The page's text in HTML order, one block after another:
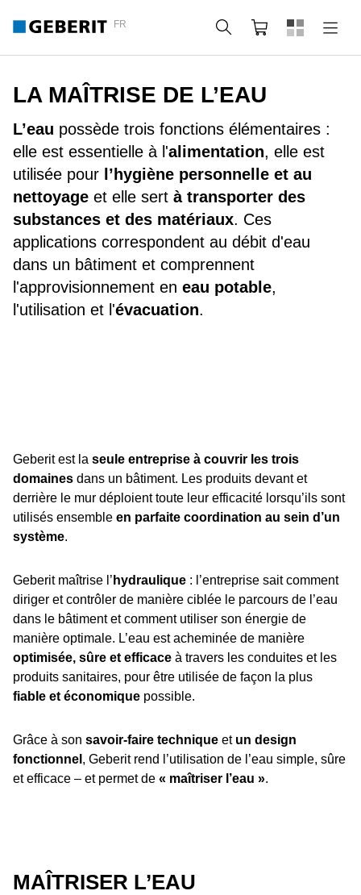
FR Rechercher
Panier
LA MAÎTRISE DE L’EAU
L’eau possède trois fonctions élémentaires :
elle est essentielle à l'alimentation, elle est
utilisée pour l’hygiène personnelle et au
nettoyage et elle sert à transporter des
substances et des matériaux. Ces
applications correspondent au débit d'eau
dans un bâtiment et comprennent
l'approvisionnement en eau potable,
l'utilisation et l'évacuation.
Geberit est la seule entreprise à couvrir les trois
domaines dans un bâtiment. Les produits devant et
derrière le mur déploient toute leur efficacité lorsqu’ils sont
utilisés ensemble en parfaite coordination au sein d’un
système.
Geberit maîtrise l’ hydraulique : l’entreprise sait comment
diriger et contrôler de manière ciblée le parcours de l’eau
dans le bâtiment et comment utiliser son énergie de
manière optimale. L’eau est acheminée de manière
optimisée, sûre et efficace à travers les conduites et les
produits sanitaires, pour être utilisée de façon la plus
fiable et économique possible.
Grâce à son savoir-faire technique et un design
fonctionnel , Geberit rend l’utilisation de l’eau simple, sûre
et efficace – et permet de « maîtriser l’eau ».
MAÎTRISER L’EAU